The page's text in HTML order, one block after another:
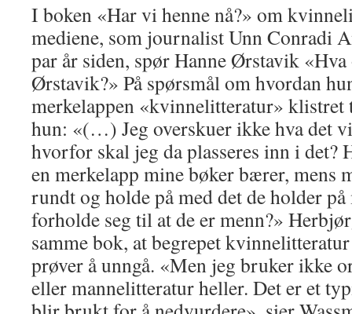
I boken «Har vi henne nå?» om
mediene, som journalist Unn Conradi
par år siden, spør Hanne Ørstavik
Ørstavik?» På spørsmål om hvordan
merkelappen «kvinnelitteratur» klistret
hun: «(…) Jeg overskuer ikke hva det
hvorfor skal jeg da plasseres inn i
en merkelapp mine bøker bærer, mens
rundt og holde på med det de holder på
forholde seg til at de er menn?»
samme bok, at begrepet
prøver å unngå. «Men jeg bruker ikke
eller mannelitteratur heller. Det er et